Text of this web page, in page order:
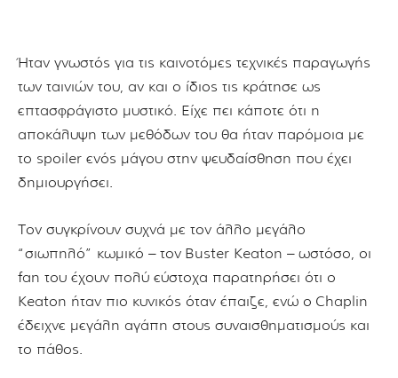
Ήταν γνωστός για τις καινοτόμες τεχνικές παραγωγής
των ταινιών του, αν και ο ίδιος τις κράτησε ως
επτασφράγιστο μυστικό. Είχε πει κάποτε ότι η
αποκάλυψη των μεθόδων του θα ήταν παρόμοια με
το spoiler ενός μάγου στην ψευδαίσθηση που έχει
δημιουργήσει.
Τον συγκρίνουν συχνά με τον άλλο μεγάλο
“σιωπηλό” κωμικό – τον Buster Keaton – ωστόσο, οι
fan του έχουν πολύ εύστοχα παρατηρήσει ότι ο
Keaton ήταν πιο κυνικός όταν έπαιζε, ενώ ο Chaplin
έδειχνε μεγάλη αγάπη στους συναισθηματισμούς και
το πάθος.